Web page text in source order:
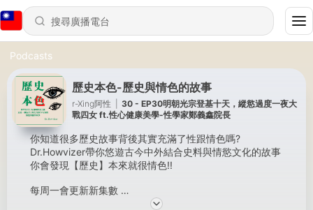
Podcasts
歷史本色-歷史與情色的故事
r-Xing阿性
30 - EP30明朝光宗登基十天，縱慾過度一夜大
戰四女 ft.性心健康美學-性學家鄭義鑫院長
你知道很多歷史故事背後其實充滿了性跟情色嗎?
Dr.Howvizer帶你悠遊古今中外結合史料與情慾文化的故事
你會發現【歷史】本來就很情色!!
每周一會更新新集數